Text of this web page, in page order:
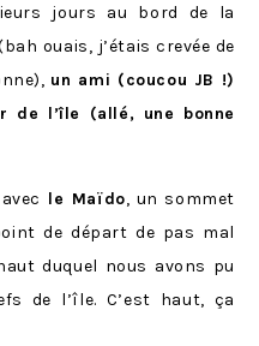
jours au bord de la
ouais, j’étais crevée de
un ami (coucou JB !)
de l’île (allé, une bonne
le Maïdo, un sommet
de départ de pas mal
duquel nous avons pu
de l’île. C’est haut, ça